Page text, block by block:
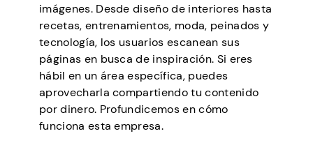
imágenes. Desde diseño de interiores hasta
recetas, entrenamientos, moda, peinados y
tecnología, los usuarios escanean sus
páginas en busca de inspiración. Si eres
hábil en un área específica, puedes
aprovecharla compartiendo tu contenido
por dinero. Profundicemos en cómo
funciona esta empresa.